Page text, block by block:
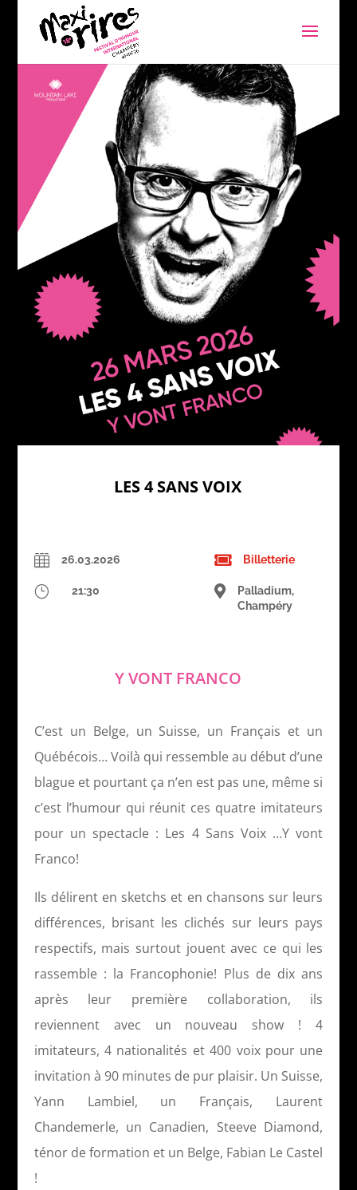
LES 4 SANS VOIX
 26.03.2026
} 21:30
 Billetterie

Palladium,
Champéry
Y VONT FRANCO
C’est un Belge, un Suisse, un Français et un
Québécois… Voilà qui ressemble au début d’une
blague et pourtant ça n’en est pas une, même si
c’est l’humour qui réunit ces quatre imitateurs
pour un spectacle : Les 4 Sans Voix …Y vont
Franco!
Ils délirent en sketchs et en chansons sur leurs
différences, brisant les clichés sur leurs pays
respectifs, mais surtout jouent avec ce qui les
rassemble : la Francophonie! Plus de dix ans
après leur première collaboration, ils
reviennent avec un nouveau show ! 4
imitateurs, 4 nationalités et 400 voix pour une
invitation à 90 minutes de pur plaisir. Un Suisse,
Yann Lambiel, un Français, Laurent
Chandemerle, un Canadien, Steeve Diamond,
ténor de formation et un Belge, Fabian Le Castel
!